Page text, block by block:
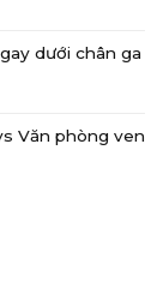
dưới chân ga
Văn phòng ven